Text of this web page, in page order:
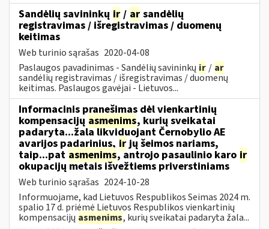
Sandėlių savininkų ir / ar sandėlių
registravimas / išregistravimas / duomenų
keitimas
Web turinio sąrašas 2020-04-08
Paslaugos pavadinimas - Sandėlių savininkų ir / ar
sandėlių registravimas / išregistravimas / duomenų
keitimas. Paslaugos gavėjai - Lietuvos...
Informacinis pranešimas dėl vienkartinių
kompensacijų asmenims, kurių sveikatai
padaryta...žala likviduojant Černobylio AE
avarijos padarinius, irjų šeimos nariams,
taip...pat asmenims, antrojo pasaulinio karo ir
okupacijų metais išvežtiems priverstiniams
Web turinio sąrašas 2024-10-28
Informuojame, kad Lietuvos Respublikos Seimas 2024 m.
spalio 17 d. priėmė Lietuvos Respublikos vienkartinių
kompensacijų asmenims, kurių sveikatai padaryta žala...